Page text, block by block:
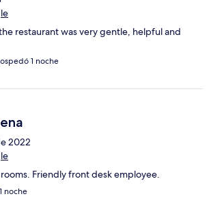
restaurant was very gentle, helpful and
1 noche
2022
Friendly front desk employee.
noche